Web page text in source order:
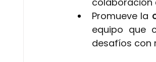
Promueve la
equipo que
desafíos con